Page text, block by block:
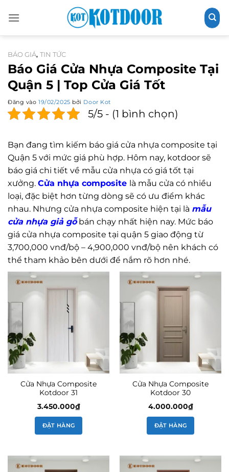
qua
BÁO GIÁ,TIN TỨC
Báo Giá Cửa Nhựa Composite Tại
Quận 5 | Top Cửa Giá Tốt
Đăng vào19/02/2025 bởi Door Kot
5/5 - (1 bình chọn)
Bạn đang tìm kiếm báo giá cửa nhựa composite tại
Quận 5 với mức giá phù hợp. Hôm nay, kotdoor sẽ
báo giá chi tiết về mẫu cửa nhựa có giá tốt tại
xưởng. Cửa nhựa composite là mẫu cửa có nhiều
loại, đặc biệt hơn từng dòng sẽ có ưu điểm khác
nhau. Nhưng cửa nhựa composite hiện tại là mẫu
cửa nhựa giả gỗbán chạy nhất hiện nay. Mức báo
giá cửa nhựa composite tại quận 5 giao động từ
3,700,000 vnđ/bộ – 4,900,000 vnđ/bộ nên khách có
thể tham khảo bên dưới để nắm rõ hơn nhé.
Cửa Nhựa Composite
Kotdoor 31
3.450.000₫
ĐẶT HÀNG
Cửa Nhựa Composite
Kotdoor 30
4.000.000₫
ĐẶT HÀNG